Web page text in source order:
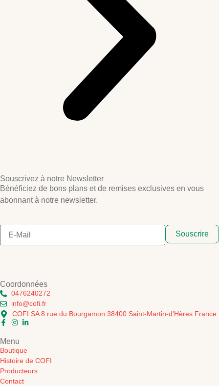
Souscrivez à notre Newsletter
Bénéficiez de bons plans et de remises exclusives en vous
abonnant à notre newsletter.
Souscrire
Coordonnées
0476240272
info@cofi.fr
COFI SA 8 rue du Bourgamon 38400 Saint-Martin-d'Hères France
Menu
Boutique
Histoire de COFI
Producteurs
Contact